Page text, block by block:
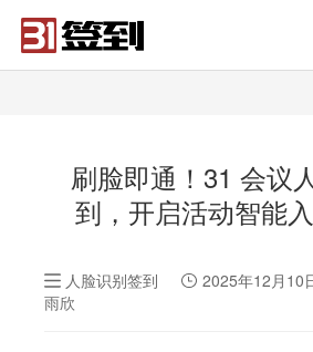
刷脸即通！31 会议
到，开启活动智能
人脸识别签到 2025年12月10
雨欣